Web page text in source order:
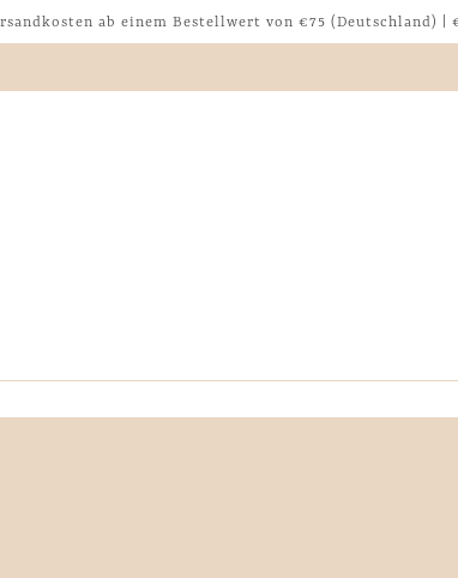
ab einem Bestellwert von €75 (Deutschland) |